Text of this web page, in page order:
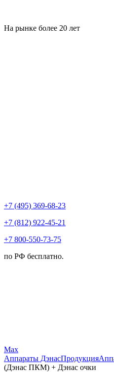
На рынке более 20 лет
+7 (495) 369-68-23
+7 (812) 922-45-21
+7 800-550-73-75
по РФ бесплатно.
Max
Аппараты ДэнасПродукция
(Дэнас ПКМ) + Дэнас очки